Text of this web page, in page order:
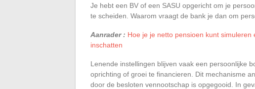
Je hebt een BV of een SASU opgericht om je
te scheiden. Waarom vraagt de bank je dan om
Aanrader : Hoe je je netto pensioen kunt
inschatten
Lenende instellingen blijven vaak een persoonlijke
oprichting of groei te financieren. Dit mechanisme
door de besloten vennootschap is opgegooid. In